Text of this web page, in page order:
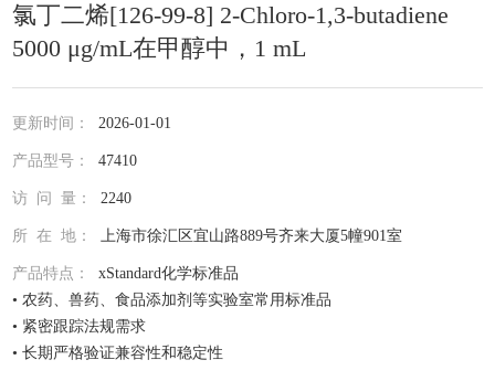
氯丁二烯[126-99-8] 2-Chloro-1,3-butadiene
5000 μg/mL在甲醇中，1 mL
更新时间：2026-01-01
产品型号：47410
访 问 量：2240
所 在 地：上海市徐汇区宜山路889号齐来大厦5幢901室
产品特点：xStandard化学标准品
• 农药、兽药、食品添加剂等实验室常用标准品
• 紧密跟踪法规需求
• 长期严格验证兼容性和稳定性